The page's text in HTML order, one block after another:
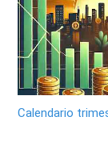
Calendario